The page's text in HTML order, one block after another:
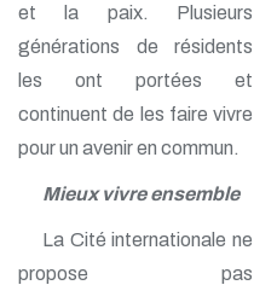
et la paix. Plusieurs
générations de résidents
les ont portées et
continuent de les faire vivre
pour un avenir en commun.
Mieux vivre ensemble
La Cité internationale ne
propose pas